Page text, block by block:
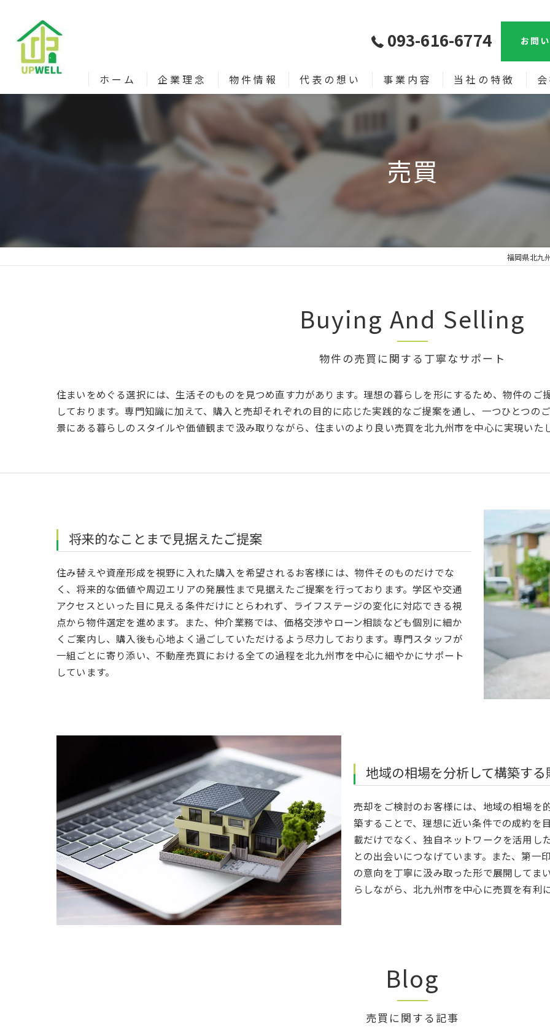
093-616-6774 お問
ホーム 企業理念 物件情報 代表の想い 事業内容 当社の特徴
売買
中古戸建て
漫
売買
福岡県北九
物件の売買に関する丁寧なサポート
Buying And Selling
住まいをめぐる選択には、生活そのものを見つめ直す力があります。理想の暮らしを形にするため、物件の
しております。専門知識に加えて、購入と売却それぞれの目的に応じた実践的なご提案を通し、一つひとつの
景にある暮らしのスタイルや価値観まで汲み取りながら、住まいのより良い売買を北九州市を中心に実現いた
将来的なことまで見据えたご提案
住み替えや資産形成を視野に入れた購入を希望されるお客様には、物件そのものだけでな
く、将来的な価値や周辺エリアの発展性まで見据えたご提案を行っております。学区や交通
アクセスといった目に見える条件だけにとらわれず、ライフステージの変化に対応できる視
点から物件選定を進めます。また、仲介業務では、価格交渉やローン相談なども個別に細か
くご案内し、購入後も心地よく過ごしていただけるよう尽力しております。専門スタッフが
一組ごとに寄り添い、不動産売買における全ての過程を北九州市を中心に細やかにサポート
しています。
地域の相場を分析して構築す
売却をご検討のお客様には、地域の相場を
築することで、理想に近い条件での成約を
載だけでなく、独自ネットワークを活用し
との出会いにつなげています。また、第一
の意向を丁寧に汲み取った形で展開してま
らしながら、北九州市を中心に売買を有利
Blog
売買に関する記事